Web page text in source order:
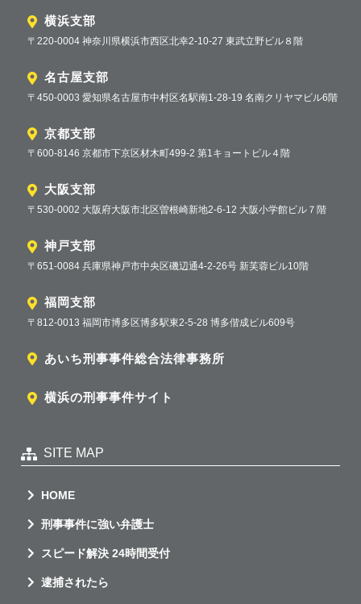
横浜支部
〒220-0004 神奈川県横浜市西区北幸2-10-27 東武立野ビル８階
名古屋支部
〒450-0003 愛知県名古屋市中村区名駅南1-28-19 名南クリヤマビル6階
京都支部
〒600-8146 京都市下京区材木町499-2 第1キョートビル４階
大阪支部
〒530-0002 大阪府大阪市北区曽根崎新地2-6-12 大阪小学館ビル７階
神戸支部
〒651-0084 兵庫県神戸市中央区磯辺通4-2-26号 新芙蓉ビル10階
福岡支部
〒812-0013 福岡市博多区博多駅東2-5-28 博多偕成ビル609号
あいち刑事事件総合法律事務所
横浜の刑事事件サイト
SITE MAP
HOME
刑事事件に強い弁護士
スピード解決 24時間受付
逮捕されたら